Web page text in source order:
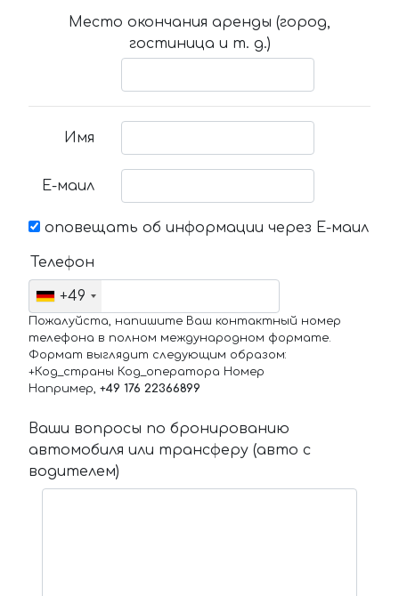
Место окончания аренды (город,
гостиница и т. д.)
Имя
Е-маил
оповещать об информации через Е-маил
Телефон
+49
Пожалуйста, напишите Ваш контактный номер
телефона в полном международном формате.
Формат выглядит следующим образом:
+Код_страны Код_оператора Номер
Например, +49 176 22366899
Ваши вопросы по бронированию
автомобиля или трансферу (авто с
водителем)